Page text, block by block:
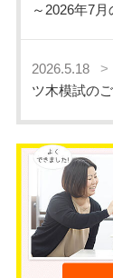
～2026年7
2026.5.18
ツ木模試の